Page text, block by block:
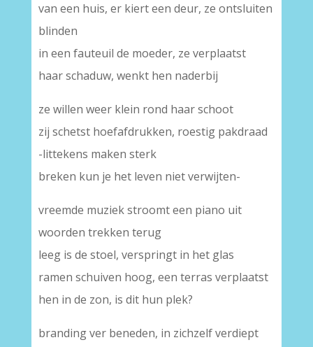
van een huis, er kiert een deur, ze ontsluiten
blinden
in een fauteuil de moeder, ze verplaatst
haar schaduw, wenkt hen naderbij
ze willen weer klein rond haar schoot
zij schetst hoefafdrukken, roestig pakdraad
-littekens maken sterk
breken kun je het leven niet verwijten-
vreemde muziek stroomt een piano uit
woorden trekken terug
leeg is de stoel, verspringt in het glas
ramen schuiven hoog, een terras verplaatst
hen in de zon, is dit hun plek?
branding ver beneden, in zichzelf verdiept